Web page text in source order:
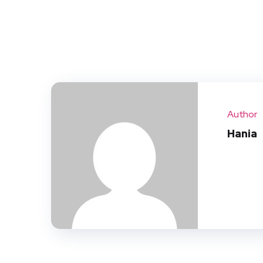
Author
Hania